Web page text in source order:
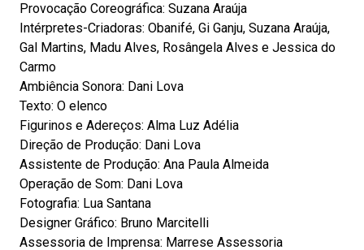
Provocação Coreográfica: Suzana Araúja
Intérpretes-Criadoras: Obanifé, Gi Ganju, Suzana Araúja,
Gal Martins, Madu Alves, Rosângela Alves e Jessica do
Carmo
Ambiência Sonora: Dani Lova
Texto: O elenco
Figurinos e Adereços: Alma Luz Adélia
Direção de Produção: Dani Lova
Assistente de Produção: Ana Paula Almeida
Operação de Som: Dani Lova
Fotografia: Lua Santana
Designer Gráfico: Bruno Marcitelli
Assessoria de Imprensa: Marrese Assessoria